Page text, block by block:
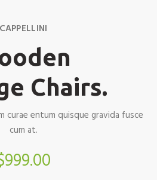
CAPPELLINI
Chairs.
curae entum quisque gravida fusce
cum at.